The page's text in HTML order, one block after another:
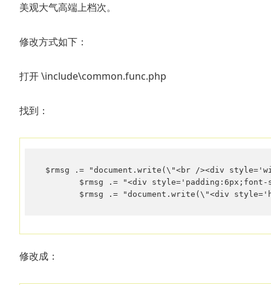
美观大气高端上档次。
修改方式如下：
打开 \include\common.func.php
找到：
$rmsg .= "document.write(\"<br /><div
$rmsg .= "<div
$rmsg .= "document.write(\"<div
修改成：